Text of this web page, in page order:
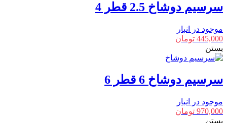
سرسیم دوشاخ 2.5 قطر 4
موجود در انبار
445,000 تومان
بستن
سرسیم دوشاخ 6 قطر 6
موجود در انبار
970,000 تومان
بستن